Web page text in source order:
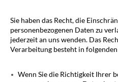
Sie haben das Recht, die
personenbezogenen Daten zu
jederzeit an uns wenden. Das
Verarbeitung besteht in
Wenn Sie die Richtigkeit Ihrer